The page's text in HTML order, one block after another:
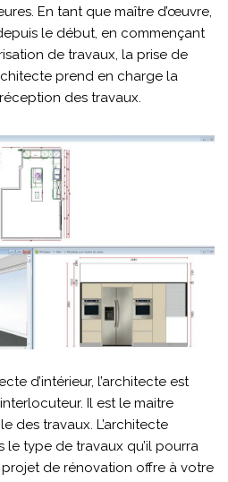
En tant que maître d’œuvre,
le début, en commençant
de travaux, la prise de
prend en charge la
des travaux.
d’intérieur, l’architecte est
Il est le maitre
des travaux. L’architecte
le type de travaux qu’il pourra
de rénovation offre à votre